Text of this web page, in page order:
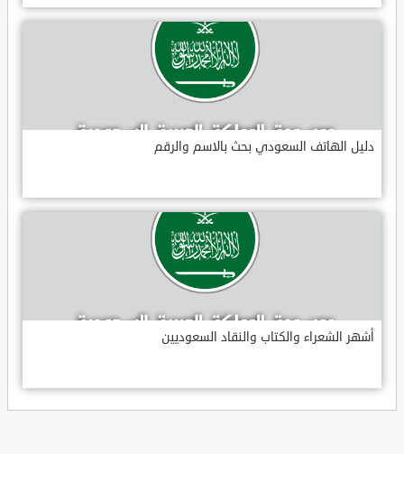
دليل الهاتف السعودي بحث بالاسم والرقم
أشهر الشعراء والكتاب والنقاد السعوديين